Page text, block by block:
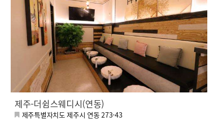
제주-더쉼스웨디시(연동)
제주특별자치도 제주시 연동 273-43